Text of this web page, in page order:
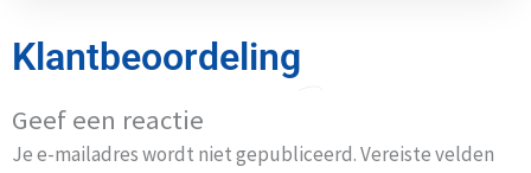
Klantbeoordeling
Geef een reactie
Je e-mailadres wordt niet gepubliceerd.Vereiste velden